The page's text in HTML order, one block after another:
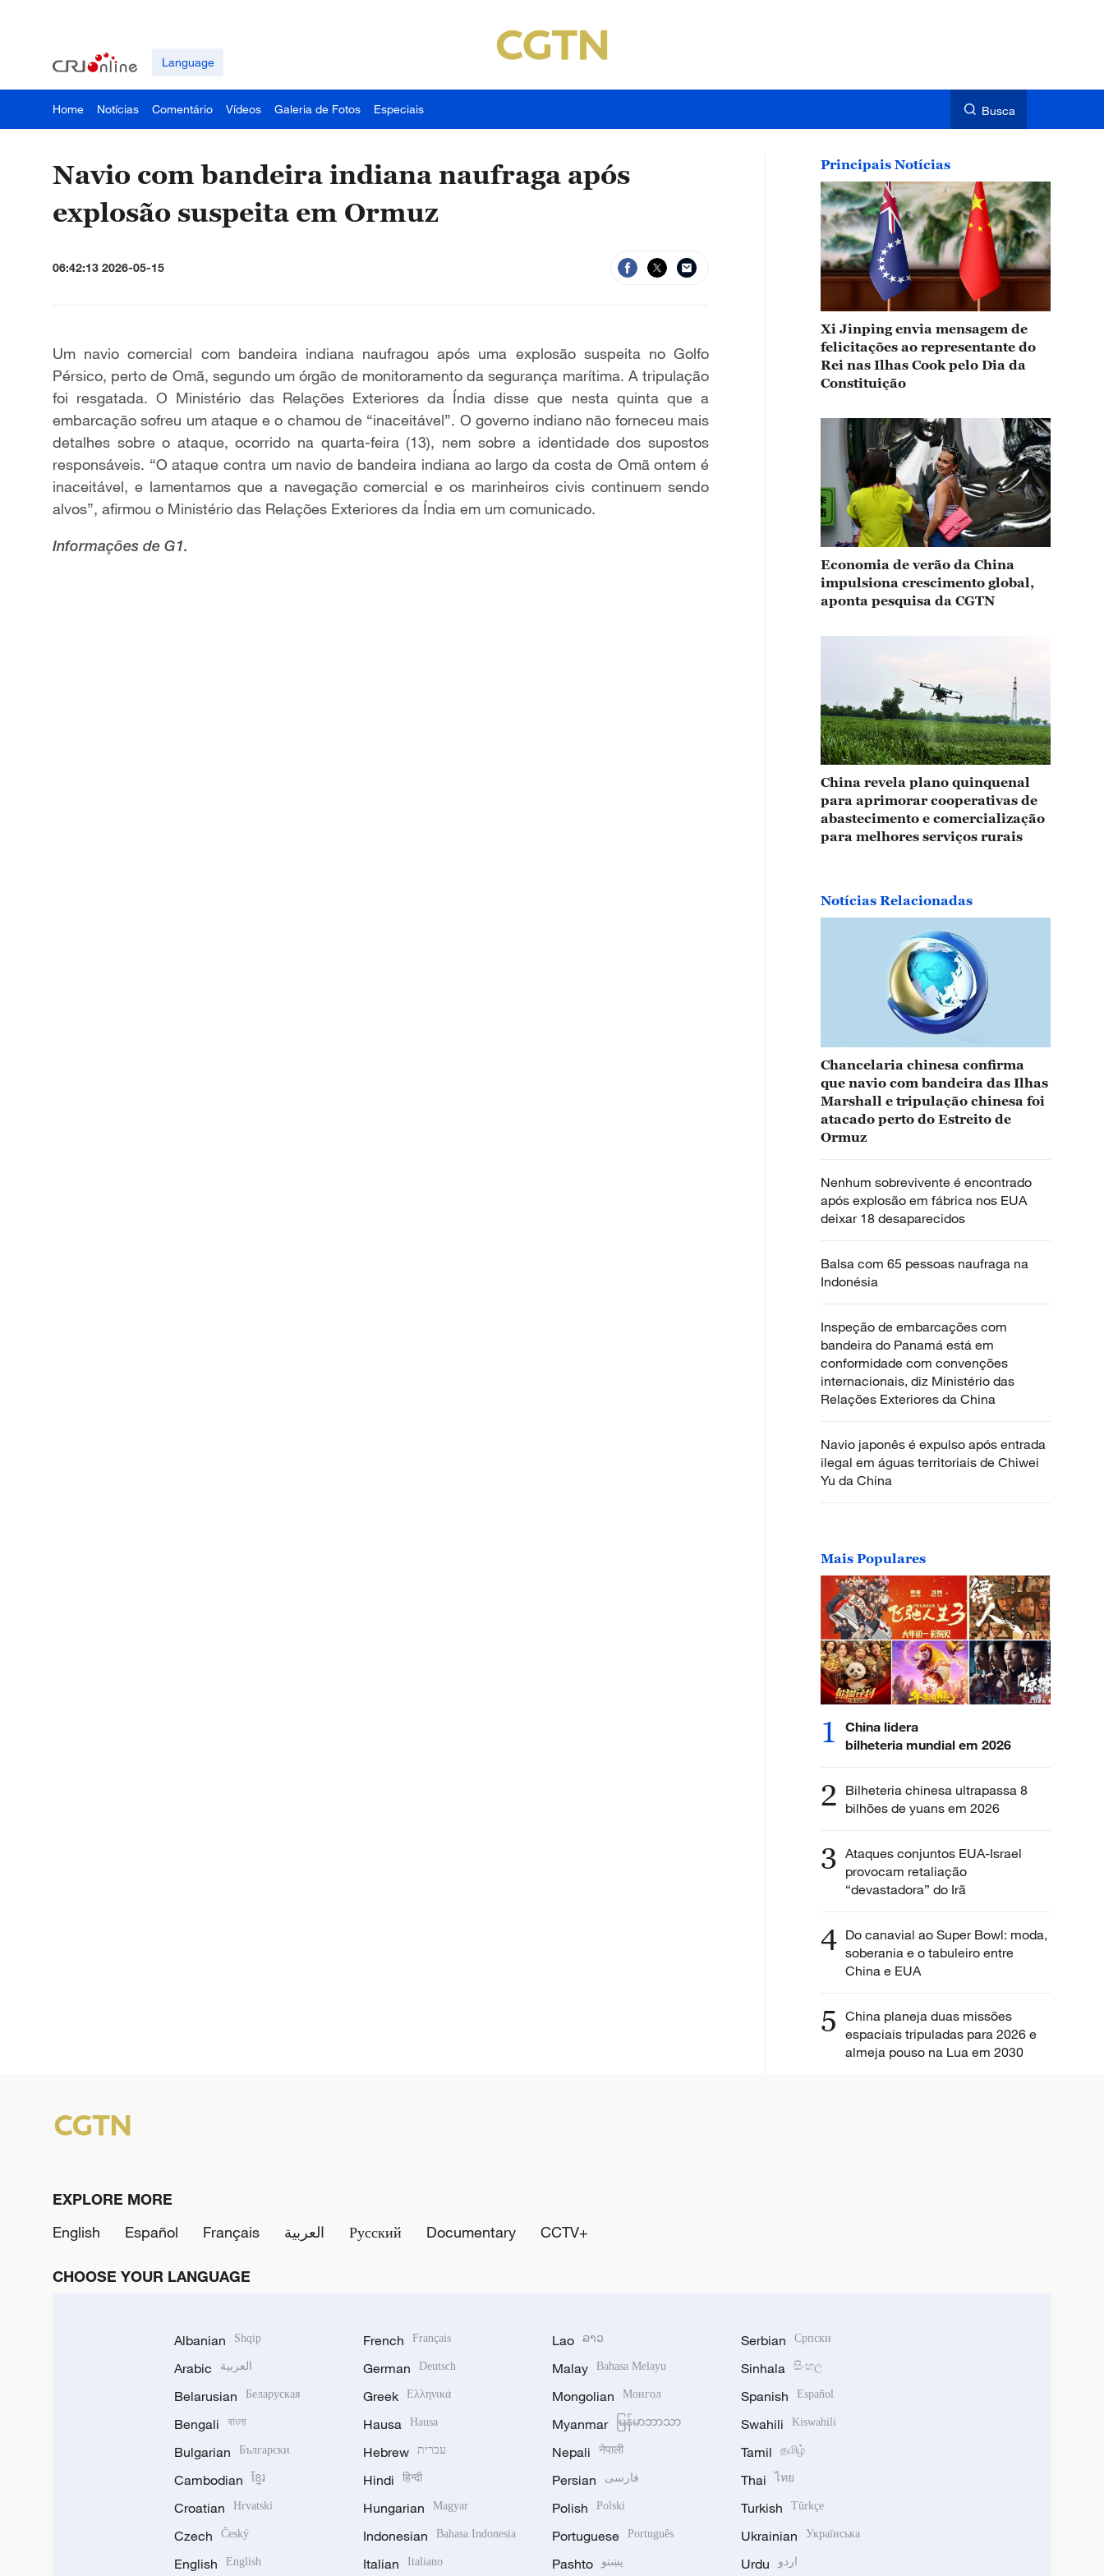
Language
Home Notícias Comentário Vídeos Galeria de Fotos Especiais Busca
Navio com bandeira indiana naufraga após
explosão suspeita em Ormuz
06:42:13 2026-05-15
Um navio comercial com bandeira indiana naufragou após uma explosão suspeita no Golfo
Pérsico, perto de Omã, segundo um órgão de monitoramento da segurança marítima. A tripulação
foi resgatada. O Ministério das Relações Exteriores da Índia disse que nesta quinta que a
embarcação sofreu um ataque e o chamou de “inaceitável”. O governo indiano não forneceu mais
detalhes sobre o ataque, ocorrido na quarta-feira (13), nem sobre a identidade dos supostos
responsáveis. “O ataque contra um navio de bandeira indiana ao largo da costa de Omã ontem é
inaceitável, e lamentamos que a navegação comercial e os marinheiros civis continuem sendo
alvos”, afirmou o Ministério das Relações Exteriores da Índia em um comunicado.
Informações de G1.
Principais Notícias
Xi Jinping envia mensagem de
felicitações ao representante do
Rei nas Ilhas Cook pelo Dia da
Constituição
Economia de verão da China
impulsiona crescimento global,
aponta pesquisa da CGTN
China revela plano quinquenal
para aprimorar cooperativas de
abastecimento e comercialização
para melhores serviços rurais
Notícias Relacionadas
Chancelaria chinesa confirma
que navio com bandeira das Ilhas
Marshall e tripulação chinesa foi
atacado perto do Estreito de
Ormuz
Nenhum sobrevivente é encontrado
após explosão em fábrica nos EUA
deixar 18 desaparecidos
Balsa com 65 pessoas naufraga na
Indonésia
Inspeção de embarcações com
bandeira do Panamá está em
conformidade com convenções
internacionais, diz Ministério das
Relações Exteriores da China
Navio japonês é expulso após entrada
ilegal em águas territoriais de Chiwei
Yu da China
Mais Populares
1
China lidera
bilheteria mundial em 2026
2 Bilheteria chinesa ultrapassa 8
bilhões de yuans em 2026
3 Ataques conjuntos EUA-Israel
provocam retaliação
“devastadora” do Irã
4 Do canavial ao Super Bowl: moda,
soberania e o tabuleiro entre
China e EUA
5 China planeja duas missões
espaciais tripuladas para 2026 e
almeja pouso na Lua em 2030
EXPLORE MORE
English
Español Français العربية Русский Documentary CCTV+
CHOOSE YOUR LANGUAGE
Albanian Shqip
Arabic العربية
Belarusian Беларуская
Bengali বাংলা
Bulgarian Български
Cambodian ខ្មែរ
Croatian Hrvatski
Czech Český
English English
French Français
German Deutsch
Greek Ελληνικά
Hausa Hausa
Hebrew עברית
Hindi हिन्दी
Hungarian Magyar
Indonesian Bahasa Indonesia
Italian Italiano
Lao ລາວ
Malay Bahasa Melayu
Mongolian Монгол
Myanmar မြန်မာဘာသာ
Nepali नेपाली
Persian فارسی
Polish Polski
Portuguese Português
Pashto پښتو
Serbian Српски
Sinhala සිංහල
Spanish Español
Swahili Kiswahili
Tamil தமிழ்
Thai ไทย
Turkish Türkçe
Ukrainian Українська
Urdu اردو